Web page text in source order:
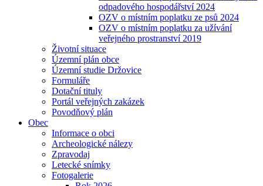
odpadového hospodářství 2024
OZV o místním poplatku ze psů 2024
OZV o místním poplatku za užívání
veřejného prostranství 2019
Životní situace
Územní plán obce
Územní studie Držovice
Formuláře
Dotační tituly
Portál veřejných zakázek
Povodňový plán
Obec
Informace o obci
Archeologické nálezy
Zpravodaj
Letecké snímky
Fotogalerie